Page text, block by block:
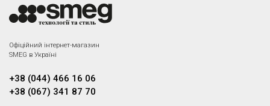
Офіційний інтернет-магазин
SMEG в Україні
+38 (044) 466 16 06
+38 (067) 341 87 70